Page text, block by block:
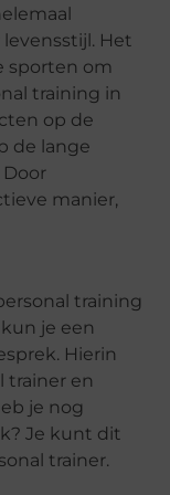
Het
sporten om
training in
op de
de lange
manier,
training
je een
Hierin
trainer en
je nog
Je kunt dit
trainer.